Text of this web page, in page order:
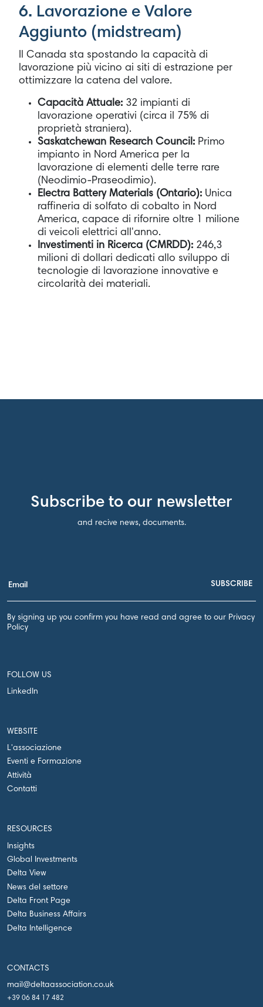
6. Lavorazione e Valore
Aggiunto (midstream)
Il Canada sta spostando la capacità di
lavorazione più vicino ai siti di estrazione per
ottimizzare la catena del valore.
Capacità Attuale: 32 impianti di
lavorazione operativi (circa il 75% di
proprietà straniera).
Saskatchewan Research Council: Primo
impianto in Nord America per la
lavorazione di elementi delle terre rare
(Neodimio-Praseodimio).
Electra Battery Materials (Ontario): Unica
raffineria di solfato di cobalto in Nord
America, capace di rifornire oltre 1 milione
di veicoli elettrici all'anno.
Investimenti in Ricerca (CMRDD): 246,3
milioni di dollari dedicati allo sviluppo di
tecnologie di lavorazione innovative e
circolarità dei materiali.
Subscribe to our newsletter
and recive news, documents.
By signing up you confirm you have read and agree to our Privacy
Policy
FOLLOW US
LinkedIn
WEBSITE
L'associazione
Eventi e Formazione
Attività
Contatti
RESOURCES
Insights
Global Investments
Delta View
News del settore
Delta Front Page
Delta Business Affairs
Delta Intelligence
CONTACTS
mail@deltaassociation.co.uk
+39 06 84 17 482